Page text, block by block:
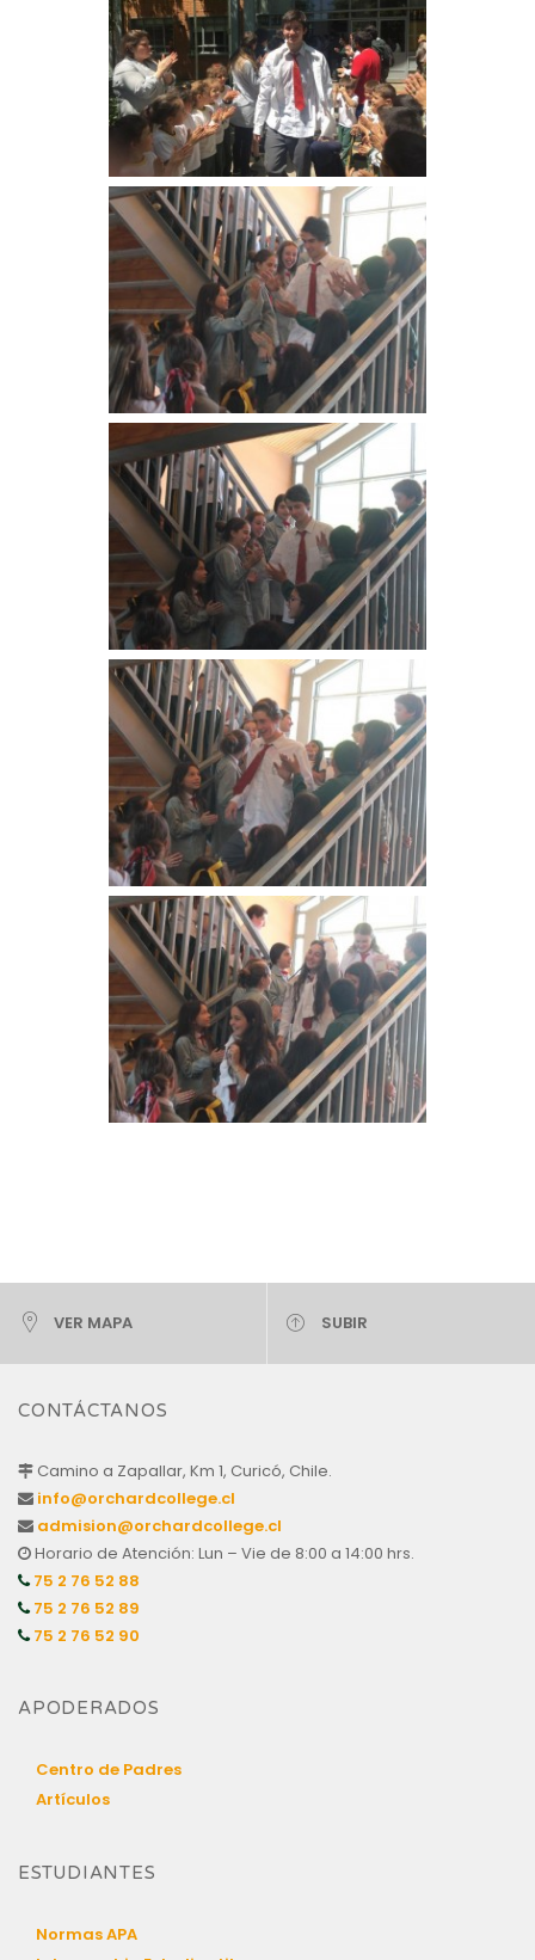
VER MAPA SUBIR
CONTÁCTANOS
Camino a Zapallar, Km 1, Curicó, Chile.
info@orchardcollege.cl
admision@orchardcollege.cl
Horario de Atención: Lun – Vie de 8:00 a 14:00 hrs.
75 2 76 52 88
75 2 76 52 89
75 2 76 52 90
APODERADOS
Centro de Padres
Artículos
ESTUDIANTES
Normas APA